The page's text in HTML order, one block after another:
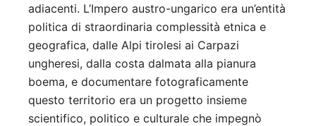
adiacenti. L’Impero austro-ungarico era un’entità
politica di straordinaria complessità etnica e
geografica, dalle Alpi tirolesi ai Carpazi
ungheresi, dalla costa dalmata alla pianura
boema, e documentare fotograficamente
questo territorio era un progetto insieme
scientifico, politico e culturale che impegnò